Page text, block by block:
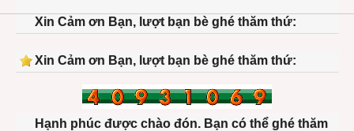
Xin Cảm ơn Bạn, lượt bạn bè ghé thăm thứ:
Xin Cảm ơn Bạn, lượt bạn bè ghé thăm thứ:
Hạnh phúc được chào đón. Bạn có thể ghé thăm